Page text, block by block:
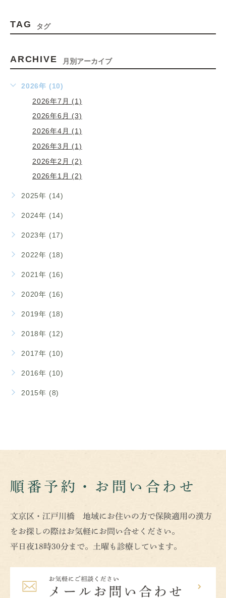
TAG タグ
ARCHIVE 月別アーカイブ
2026年 (10)
2026年7月 (1)
2026年6月 (3)
2026年4月 (1)
2026年3月 (1)
2026年2月 (2)
2026年1月 (2)
2025年 (14)
2024年 (14)
2023年 (17)
2022年 (18)
2021年 (16)
2020年 (16)
2019年 (18)
2018年 (12)
2017年 (10)
2016年 (10)
2015年 (8)
順番予約・お問い合わせ
文京区・江戸川橋 地域にお住いの方で保険適用の漢方
をお探しの際はお気軽にお問い合せください。
平日夜18時30分まで。土曜も診療しています。